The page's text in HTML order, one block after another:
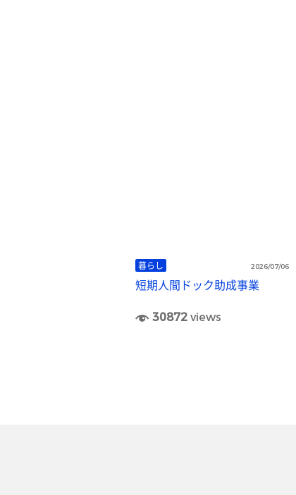
暮らし 2026/07/06
短期人間ドック助成事業
30872views